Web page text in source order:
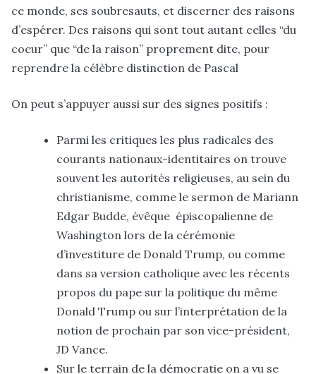
ce monde, ses soubresauts, et discerner des raisons
d’espérer. Des raisons qui sont tout autant celles “du
coeur” que “de la raison” proprement dite, pour
reprendre la célèbre distinction de Pascal
On peut s’appuyer aussi sur des signes positifs :
Parmi les critiques les plus radicales des
courants nationaux-identitaires on trouve
souvent les autorités religieuses, au sein du
christianisme, comme le sermon de Mariann
Edgar Budde, évêque épiscopalienne de
Washington lors de la cérémonie
d’investiture de Donald Trump, ou comme
dans sa version catholique avec les récents
propos du pape sur la politique du même
Donald Trump ou sur l’interprétation de la
notion de prochain par son vice-président,
JD Vance.
Sur le terrain de la démocratie on a vu se